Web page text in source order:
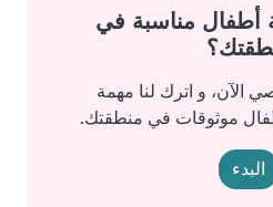
أطفال مناسبة في
الآن، و اترك لنا مهمة
موثوقات في منطقتك.
البدء